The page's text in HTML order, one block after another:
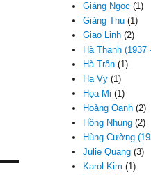
Giáng Ngọc (1)
Giáng Thu (1)
Giao Linh (2)
Hà Thanh (1937
Hà Trần (1)
Hạ Vy (1)
Họa Mi (1)
Hoàng Oanh (2)
Hồng Nhung (2)
Hùng Cường
Julie Quang (3)
Karol Kim (1)